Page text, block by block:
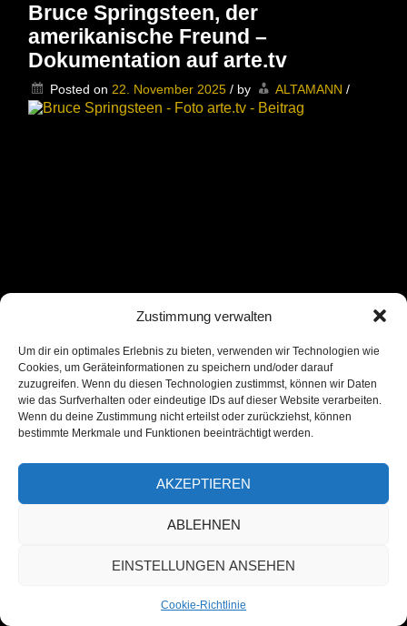
Zustimmung verwalten
Um dir ein optimales Erlebnis zu bieten, verwenden wir Technologien wie
Cookies, um Geräteinformationen zu speichern und/oder darauf
zuzugreifen. Wenn du diesen Technologien zustimmst, können wir Daten
wie das Surfverhalten oder eindeutige IDs auf dieser Website verarbeiten.
Wenn du deine Zustimmung nicht erteilst oder zurückziehst, können
bestimmte Merkmale und Funktionen beeinträchtigt werden.
AKZEPTIEREN
ABLEHNEN
EINSTELLUNGEN ANSEHEN
Cookie-Richtlinie
Wühlmäusen
Berlin,
den
BOHEMIENS
am
01.
Bruce Springsteen, der
amerikanische Freund –
Dokumentation auf arte.tv
Posted on 22. November 2025 / by ALTAMANN /
Bruce Springsteen steht für
amerikanische Rockmusik wie kaum ein
anderer Sänger. Mitte der 70er Jahre
feierte er seinen Durchbruch mit dem
Album „Born to Run“ – und blieb
ausgezeichnet. Die Doku zeigt ein
Auszügen aus literarischen Werken.
Auch sein politisches Engagement wird